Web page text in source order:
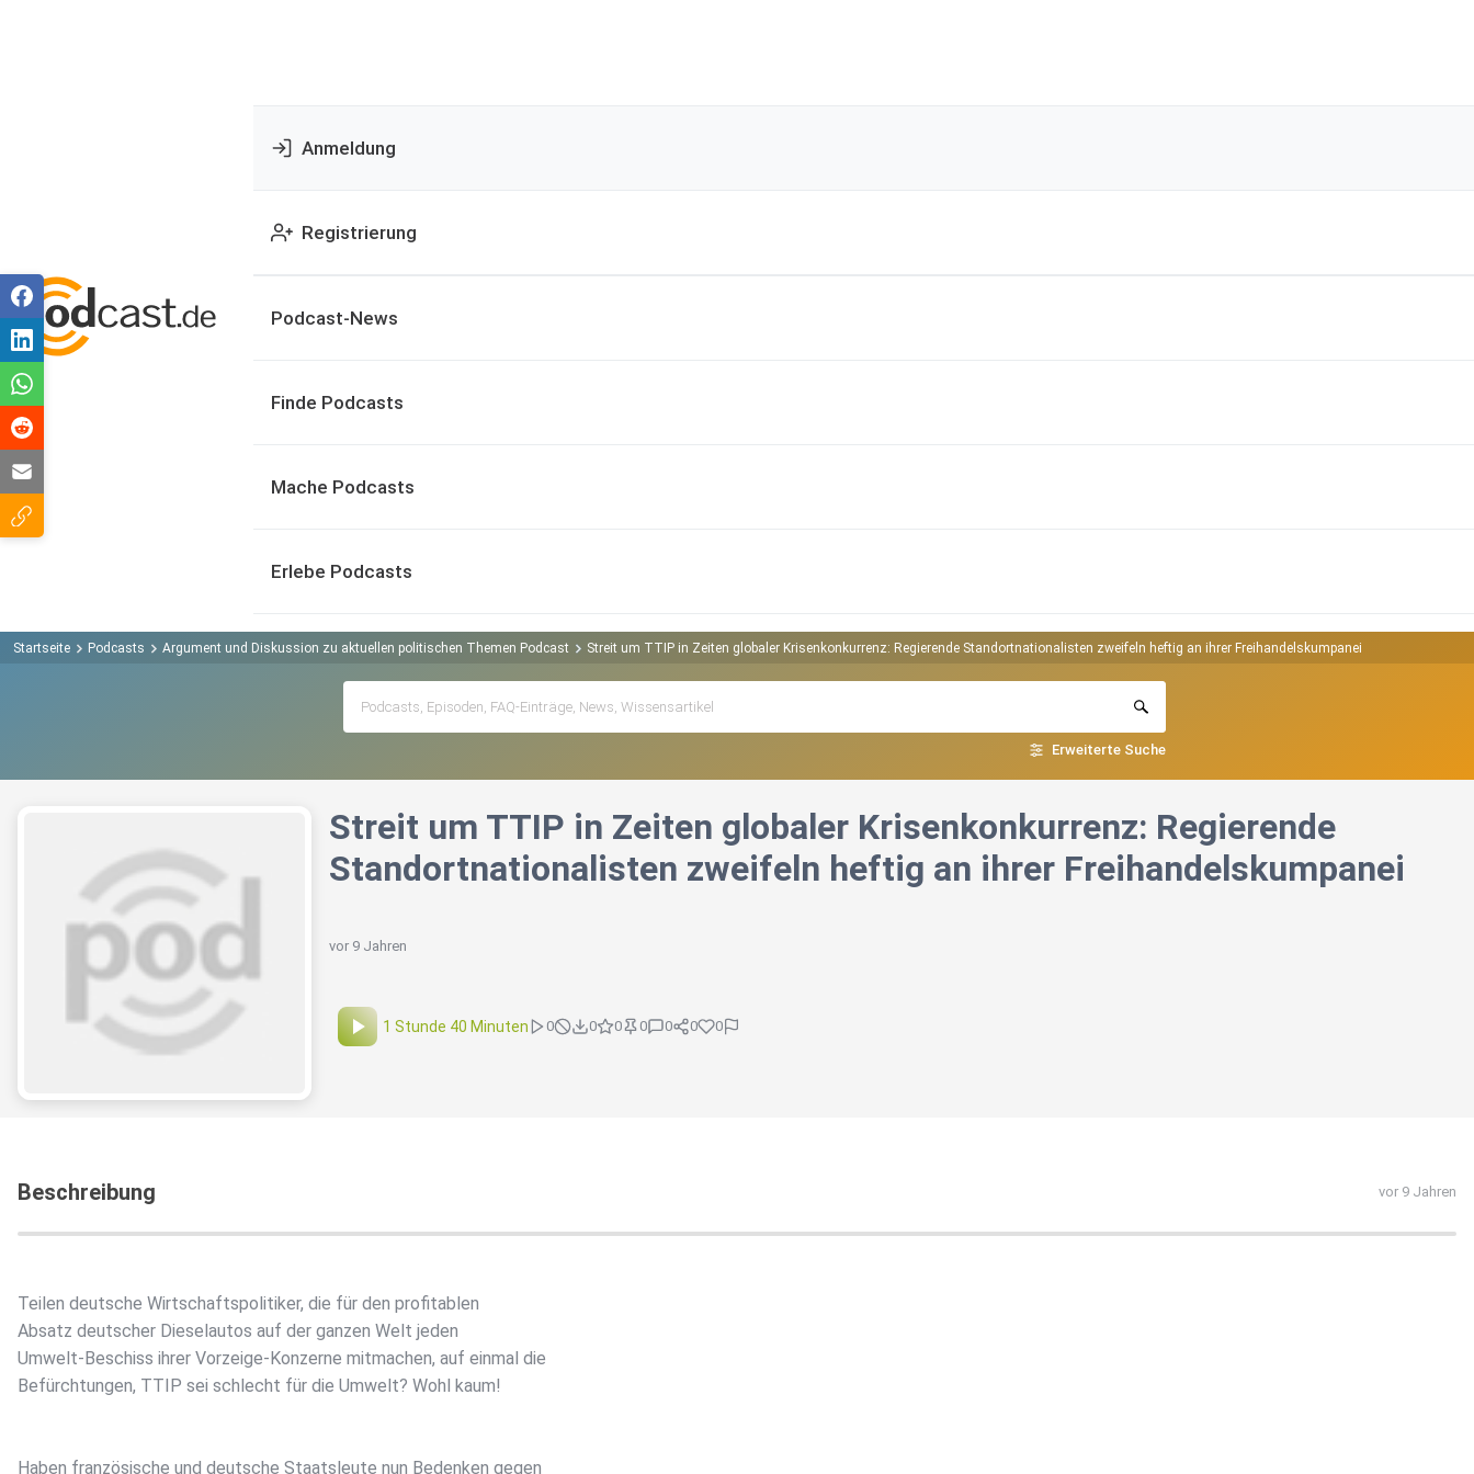
Anmeldung
Registrierung
Podcast-News
Finde Podcasts
Mache Podcasts
Erlebe Podcasts
Startseite Podcasts Argument und Diskussion zu aktuellen politischen Themen Podcast Streit um TTIP in Zeiten globaler Krisenkonkurrenz: Regierende Standortnationalisten zweifeln heftig an ihrer Freihandelskumpanei
Erweiterte Suche
Streit um TTIP in Zeiten globaler Krisenkonkurrenz: Regierende
Standortnationalisten zweifeln heftig an ihrer Freihandelskumpanei
vor 9 Jahren
1 Stunde 40 Minuten 0 0 0 0 0 0 0
Beschreibung vor 9 Jahren
Teilen deutsche Wirtschaftspolitiker, die für den profitablen
Absatz deutscher Dieselautos auf der ganzen Welt jeden
Umwelt-Beschiss ihrer Vorzeige-Konzerne mitmachen, auf einmal die
Befürchtungen, TTIP sei schlecht für die Umwelt? Wohl kaum!
Haben französische und deutsche Staatsleute nun Bedenken gegen